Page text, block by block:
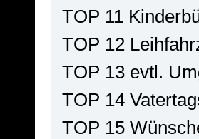
TOP 11
TOP 12
TOP 13 evtl.
TOP 14
TOP 15